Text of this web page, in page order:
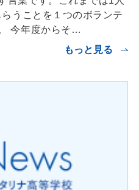
うことを１つのボランテ
今年度からそ…
もっと見る